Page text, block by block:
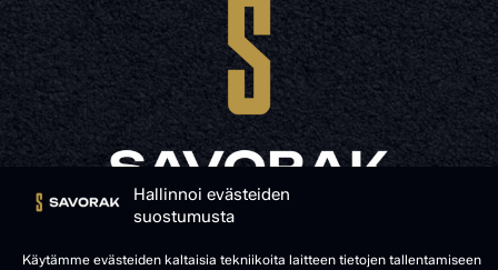
Hallinnoi evästeiden
suostumusta
Käytämme evästeiden kaltaisia tekniikoita laitteen tietojen tallentamiseen